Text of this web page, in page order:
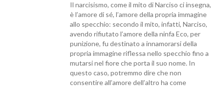
Il narcisismo, come il mito di Narciso ci insegna,
è l’amore di sé, l’amore della propria immagine
allo specchio: secondo il mito, infatti, Narciso,
avendo rifiutato l’amore della ninfa Eco, per
punizione, fu destinato a innamorarsi della
propria immagine riflessa nello specchio fino a
mutarsi nel fiore che porta il suo nome. In
questo caso, potremmo dire che non
consentire all’amore dell’altro ha come